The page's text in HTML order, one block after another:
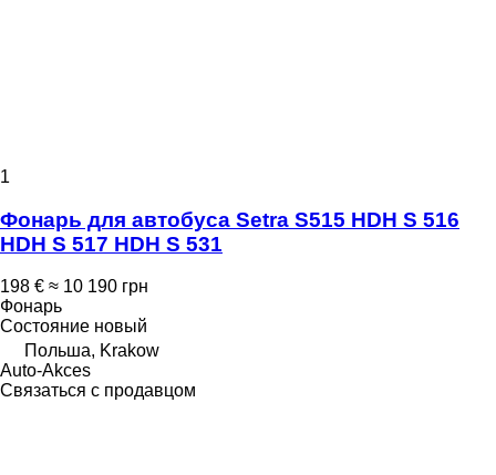
1
Фонарь для автобуса Setra S515 HDH S 516
HDH S 517 HDH S 531
198 € ≈ 10 190 грн
Фонарь
Состояние новый
Польша, Krakow
Auto-Akces
Связаться с продавцом